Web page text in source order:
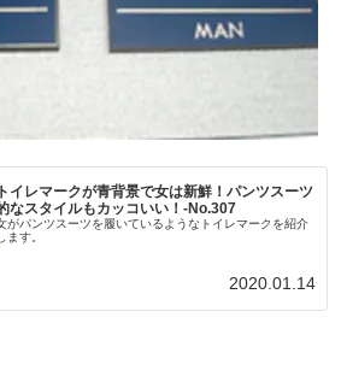
トイレマークが青背景で女は新鮮！パンツスーツ
なスタイルもカッコいい！-No.307
がパンツスーツを履いているようなトイレマークを紹介
ます。
2020.01.14